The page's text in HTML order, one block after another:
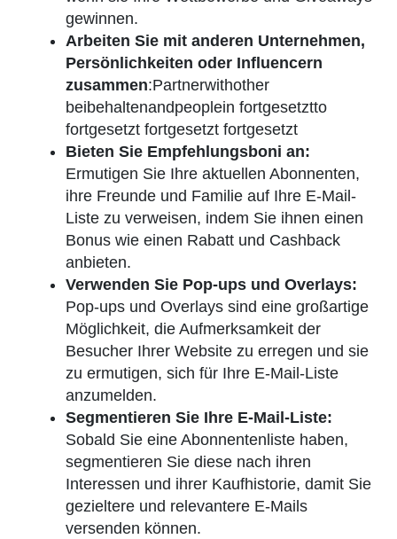
gewinnen.
Arbeiten Sie mit anderen Unternehmen,
Persönlichkeiten oder Influencern
zusammen:Partnerwithother
beibehaltenandpeoplein fortgesetztto
fortgesetzt fortgesetzt fortgesetzt
Bieten Sie Empfehlungsboni an:
Ermutigen Sie Ihre aktuellen Abonnenten,
ihre Freunde und Familie auf Ihre E-Mail-
Liste zu verweisen, indem Sie ihnen einen
Bonus wie einen Rabatt und Cashback
anbieten.
Verwenden Sie Pop-ups und Overlays:
Pop-ups und Overlays sind eine großartige
Möglichkeit, die Aufmerksamkeit der
Besucher Ihrer Website zu erregen und sie
zu ermutigen, sich für Ihre E-Mail-Liste
anzumelden.
Segmentieren Sie Ihre E-Mail-Liste:
Sobald Sie eine Abonnentenliste haben,
segmentieren Sie diese nach ihren
Interessen und ihrer Kaufhistorie, damit Sie
gezieltere und relevantere E-Mails
versenden können.